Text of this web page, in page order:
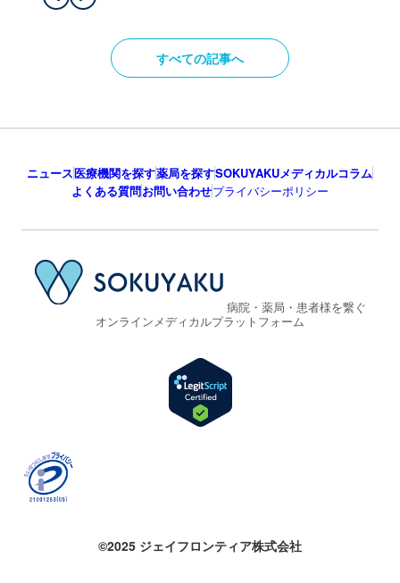
すべての記事へ
ニュース医療機関を探す薬局を探すSOKUYAKUメディカルコラム
よくある質問お問い合わせプライバシーポリシー
病院・薬局・患者様を繋ぐ
オンラインメディカルプラットフォーム
©2025 ジェイフロンティア株式会社